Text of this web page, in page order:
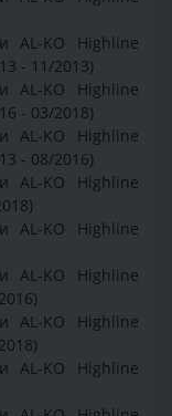
AL-KO Highline
- 11/2013)
AL-KO Highline
- 03/2018)
AL-KO Highline
- 08/2016)
AL-KO Highline
AL-KO Highline
AL-KO Highline
AL-KO Highline
AL-KO Highline